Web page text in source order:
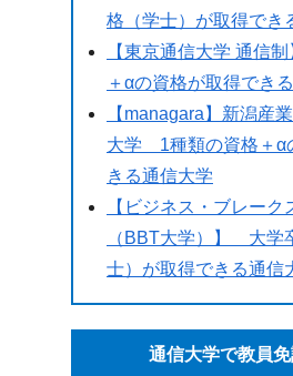
格（学士）が取得でき
【東京通信大学 通信
＋αの資格が取得でき
【managara】新潟産
大学 1種類の資格＋α
きる通信大学
【ビジネス・ブレーク
（BBT大学）】 大学
士）が取得できる通信
通信大学で教員